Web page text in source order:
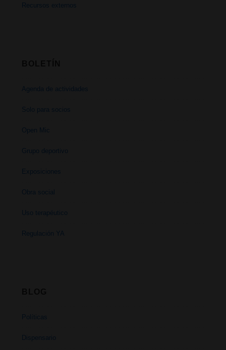
Recursos externos
Agenda de actividades
Solo para socios
Open Mic
Grupo deportivo
Exposiciones
Obra social
Uso terapéutico
Regulación YA
Políticas
Dispensario